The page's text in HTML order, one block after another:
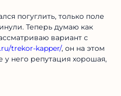
погуглить, только поле
Теперь думаю как
вариант с
trekor-kapper/, он на этом
у него репутация хорошая,